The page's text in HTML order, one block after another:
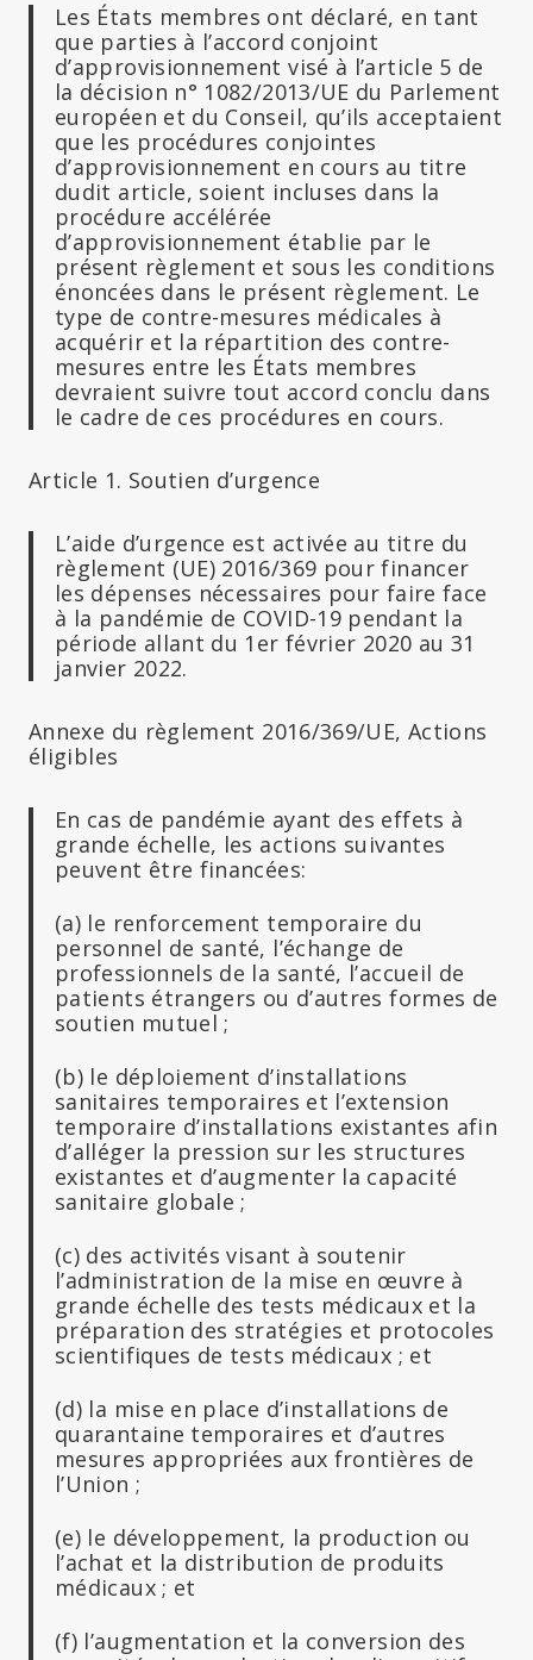
Les États membres ont déclaré, en tant
que parties à l’accord conjoint
d’approvisionnement visé à l’article 5 de
la décision n° 1082/2013/UE du Parlement
européen et du Conseil, qu’ils acceptaient
que les procédures conjointes
d’approvisionnement en cours au titre
dudit article, soient incluses dans la
procédure accélérée
d’approvisionnement établie par le
présent règlement et sous les conditions
énoncées dans le présent règlement. Le
type de contre-mesures médicales à
acquérir et la répartition des contre-
mesures entre les États membres
devraient suivre tout accord conclu dans
le cadre de ces procédures en cours.
Article 1. Soutien d’urgence
L’aide d’urgence est activée au titre du
règlement (UE) 2016/369 pour financer
les dépenses nécessaires pour faire face
à la pandémie de COVID-19 pendant la
période allant du 1er février 2020 au 31
janvier 2022.
Annexe du règlement 2016/369/UE, Actions
éligibles
En cas de pandémie ayant des effets à
grande échelle, les actions suivantes
peuvent être financées:
(a) le renforcement temporaire du
personnel de santé, l’échange de
professionnels de la santé, l’accueil de
patients étrangers ou d’autres formes de
soutien mutuel ;
(b) le déploiement d’installations
sanitaires temporaires et l’extension
temporaire d’installations existantes afin
d’alléger la pression sur les structures
existantes et d’augmenter la capacité
sanitaire globale ;
(c) des activités visant à soutenir
l’administration de la mise en œuvre à
grande échelle des tests médicaux et la
préparation des stratégies et protocoles
scientifiques de tests médicaux ; et
(d) la mise en place d’installations de
quarantaine temporaires et d’autres
mesures appropriées aux frontières de
l’Union ;
(e) le développement, la production ou
l’achat et la distribution de produits
médicaux ; et
(f) l’augmentation et la conversion des